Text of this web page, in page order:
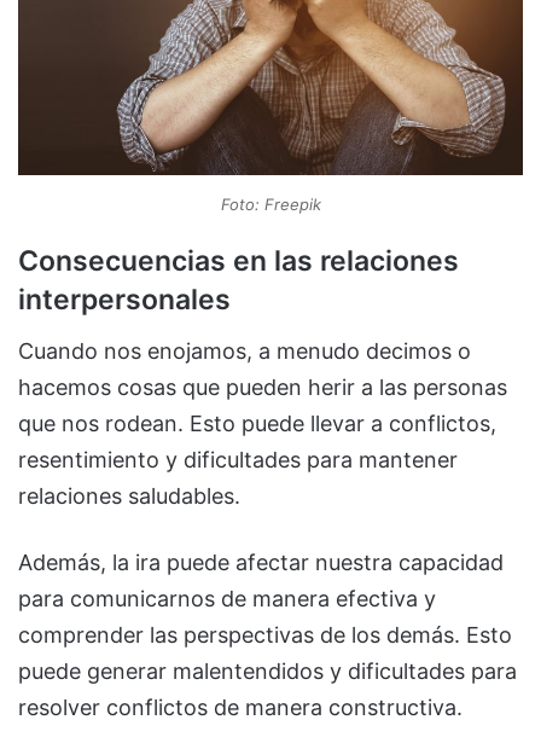
Foto: Freepik
Consecuencias en las relaciones
interpersonales
Cuando nos enojamos, a menudo decimos o
hacemos cosas que pueden herir a las personas
que nos rodean. Esto puede llevar a conflictos,
resentimiento y dificultades para mantener
relaciones saludables.
Además, la ira puede afectar nuestra capacidad
para comunicarnos de manera efectiva y
comprender las perspectivas de los demás. Esto
puede generar malentendidos y dificultades para
resolver conflictos de manera constructiva.